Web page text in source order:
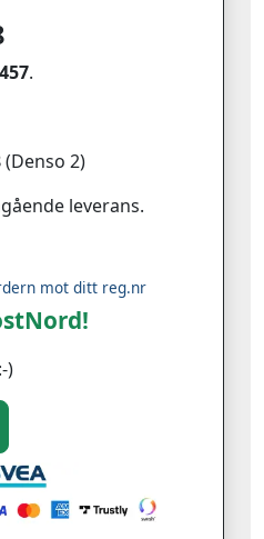
.
(Denso 2)
leverans.
mot ditt reg.nr
)